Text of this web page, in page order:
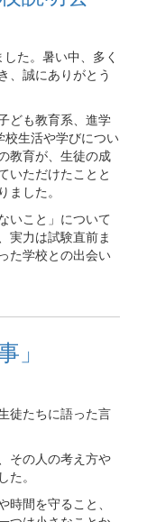
た。暑い中、多く
、誠にありがとう
ども教育系、進学
校生活や学びについ
教育が、生徒の成
いただけたことと
ました。
いこと」について
実力は試験直前ま
た学校との出会い
」
徒たちに語った言
その人の考え方や
た。
時間を守ること、